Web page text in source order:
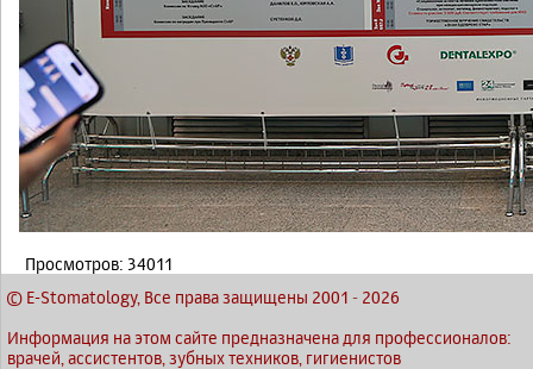
Просмотров: 34011
© E-Stomatology, Все права защищены 2001 - 2026
Информация на этом сайте предназначена для профессионалов:
врачей, ассистентов, зубных техников, гигиенистов